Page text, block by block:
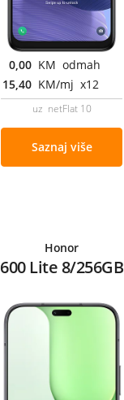
0,00 KM odmah
15,40 KM/mj x12
uz netFlat 10
Saznaj više
Honor
600 Lite 8/256GB